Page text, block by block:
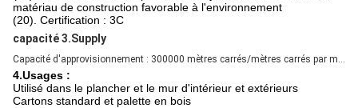
matériau de construction favorable à l'environnement
(20). Certification : 3C
capacité 3.Supply
Capacité d'approvisionnement : 300000 mètres carrés/mètres carrés par mois
4.Usages :
Utilisé dans le plancher et le mur d'intérieur et extérieurs
Cartons standard et palette en bois